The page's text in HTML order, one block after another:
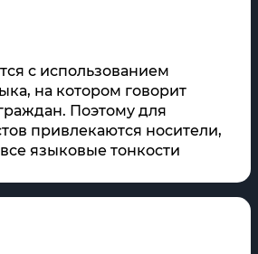
с использованием
на котором говорит
Поэтому для
привлекаются носители,
языковые тонкости